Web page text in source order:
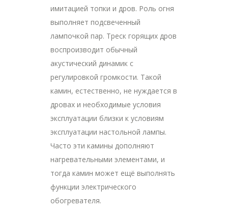
имитацией топки и дров. Роль огня
выполняет подсвеченный
лампочкой пар. Треск горящих дров
воспроизводит обычный
акустический динамик с
регулировкой громкости. Такой
камин, естественно, не нуждается в
дровах и необходимые условия
эксплуатации близки к условиям
эксплуатации настольной лампы.
Часто эти камины дополняют
нагревательными элементами, и
тогда камин может ещё выполнять
функции электрического
обогревателя.